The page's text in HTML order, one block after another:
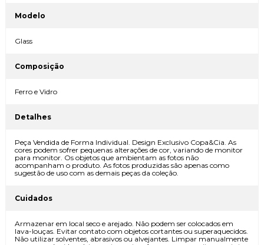
Modelo
Glass
Composição
Ferro e Vidro
Detalhes
Peça Vendida de Forma Individual. Design Exclusivo Copa&Cia. As
cores podem sofrer pequenas alterações de cor, variando de monitor
para monitor. Os objetos que ambientam as fotos não
acompanham o produto. As fotos produzidas são apenas como
sugestão de uso com as demais peças da coleção.
Cuidados
Armazenar em local seco e arejado. Não podem ser colocados em
lava-louças. Evitar contato com objetos cortantes ou superaquecidos.
Não utilizar solventes, abrasivos ou alvejantes. Limpar manualmente